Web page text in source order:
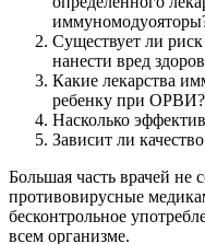
Существует ли
нанести вред
Какие лекарства
ребенку при ОРВИ?
Насколько
Зависит ли
Большая часть врачей не
противовирусные
бесконтрольное
всем организме.